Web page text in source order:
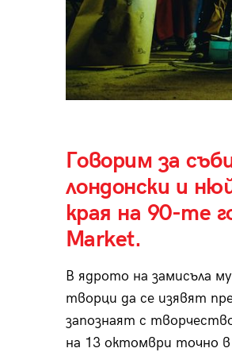
Говорим за
лондонски и
края на 90-те
Market.
В ядрото на замисъла
творци да се изявят
запознаят с
на 13 октомври точно